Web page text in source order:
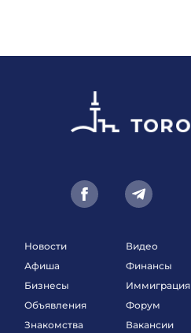
Новости
Афиша
Бизнесы
Объявления
Знакомства
Видео
Финансы
Иммиграция
Форум
Вакансии